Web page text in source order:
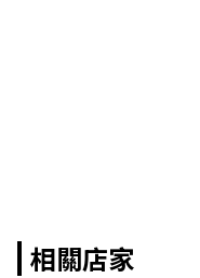
相關店家